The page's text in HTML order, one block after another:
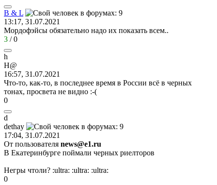
B & L
13:17, 31.07.2021
Мордофэйсы обязательно надо их показать всем..
3 /0
h
H@
16:57, 31.07.2021
Что-то, как-то, в последнее время в России всё в черных
тонах, просвета не видно :-(
0
d
dethay
17:04, 31.07.2021
От пользователя news@e1.ru
В Екатеринбурге поймали черных риелторов
Негры чтоли? :ultra: :ultra: :ultra:
0